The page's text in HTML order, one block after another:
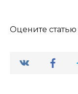
Оцените статью